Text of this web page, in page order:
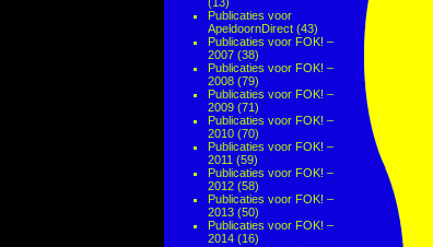
Publicaties voor
ApeldoornDirect (43)
Publicaties voor FOK! –
2007 (38)
Publicaties voor FOK! –
2008 (79)
Publicaties voor FOK! –
2009 (71)
Publicaties voor FOK! –
2010 (70)
Publicaties voor FOK! –
2011 (59)
Publicaties voor FOK! –
2012 (58)
Publicaties voor FOK! –
2013 (50)
Publicaties voor FOK! –
2014 (16)